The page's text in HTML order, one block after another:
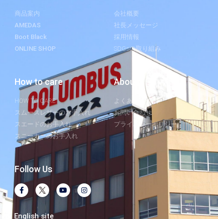
商品案内
AMEDAS
Boot Black
ONLINE SHOP
会社概要
社長メッセージ
採用情報
SDGsの取り組み
How to care
HOW TO CARE
スムースレザーのお手入れ
スエードのお手入れ
スニーカーのお手入れ
About
よくあるご質問
お問い合わせ
プライバシーポリシー
Follow Us
English site